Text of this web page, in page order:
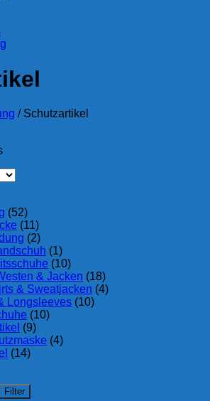
/Schutzartikel
(52)
(11)
(2)
(1)
(10)
& Jacken (18)
& Sweatjacken (4)
Longsleeves (10)
(10)
(9)
(4)
(14)
Filter